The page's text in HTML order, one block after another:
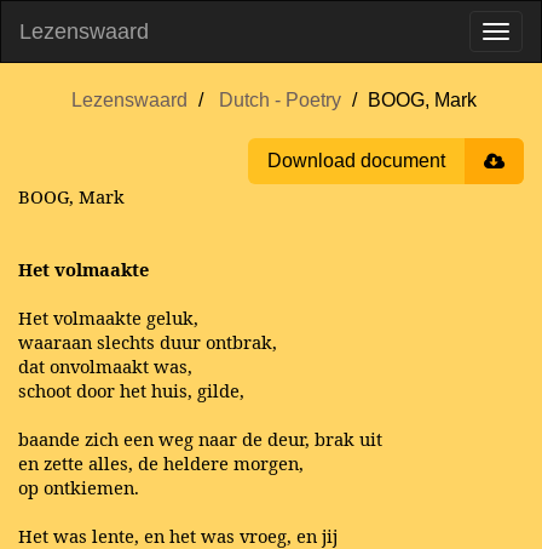
Lezenswaard
Lezenswaard Dutch - Poetry BOOG, Mark
Download document
BOOG, Mark
Het volmaakte
Het volmaakte geluk,
waaraan slechts duur ontbrak,
dat onvolmaakt was,
schoot door het huis, gilde,
baande zich een weg naar de deur, brak uit
en zette alles, de heldere morgen,
op ontkiemen.
Het was lente, en het was vroeg, en jij